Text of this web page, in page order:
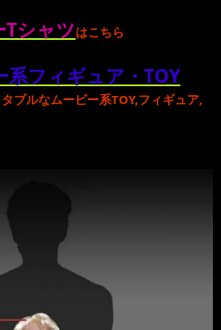
シャツはこちら
系フィギュア・TOY
ブルなムービー系TOY,フィギュア,